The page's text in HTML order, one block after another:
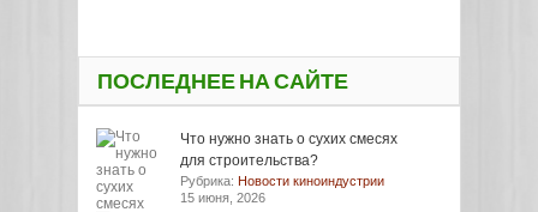
ПОСЛЕДНЕЕ НА САЙТЕ
Что нужно знать о сухих смесях
для строительства?
Рубрика: Новости киноиндустрии
15 июня, 2026